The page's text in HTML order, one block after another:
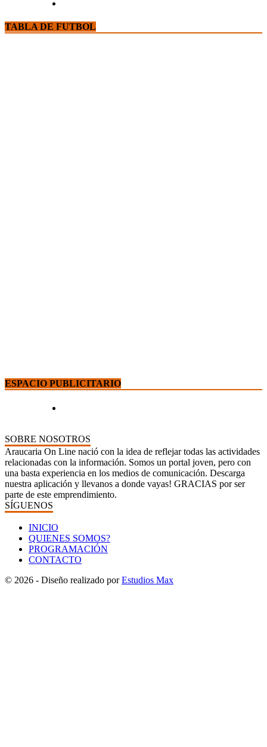
TABLA DE FUTBOL
ESPACIO PUBLICITARIO
SOBRE NOSOTROS
Araucaria On Line nació con la idea de reflejar todas las actividades
relacionadas con la información. Somos un portal joven, pero con
una basta experiencia en los medios de comunicación. Descarga
nuestra aplicación y llevanos a donde vayas! GRACIAS por ser
parte de este emprendimiento.
SÍGUENOS
INICIO
QUIENES SOMOS?
PROGRAMACIÓN
CONTACTO
© 2026 - Diseño realizado porEstudios Max